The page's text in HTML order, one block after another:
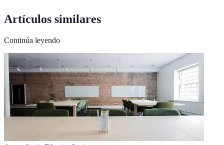
Artículos similares
Continúa leyendo